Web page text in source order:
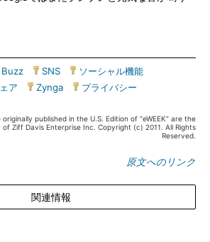
SNS ソーシャル機能
ア
Zynga プライバシー
published in the U.S. Edition of “eWEEK” are the
Ziff Davis Enterprise Inc. Copyright (c) 2011. All Rights
Reserved.
原文へのリンク
関連情報